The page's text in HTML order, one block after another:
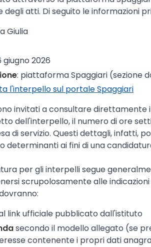
degli atti. Di seguito le informazioni
Giulia
giugno 2026
: piattaforma Spaggiari (sezione
l'interpello sul portale Spaggiari
invitati a consultare
dell'interpello, il numero di ore
di servizio. Questi dettagli, infatti,
determinanti ai fini di una
per gli interpelli segue
scrupolosamente alle
link ufficiale pubblicato dall'istituto
secondo il modello allegato (se
contenente i propri dati